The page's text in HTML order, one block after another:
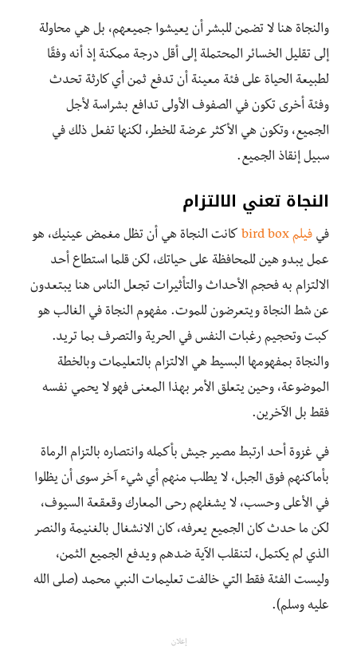
والنجاة هنا لا تضمن للبشر أن يعيشوا جميعهم، بل هي محاولة
إلى تقليل الخسائر المحتملة إلى أقل درجة ممكنة إذ أنه وفقًا
لطبيعة الحياة على فئة معينة أن تدفع ثمن أي كارثة تحدث
وفئة أخرى تكون في الصفوف الأولى تدافع بشراسة لأجل
الجميع، وتكون هي الأكثر عرضة للخطر، لكنها تفعل ذلك في
سبيل إنقاذ الجميع.
النجاة تعني الالتزام
في فيلم bird box
كانت النجاة هي أن تظل مغمض عينيك، هو
عمل يبدو هين للمحافظة على حياتك، لكن قلما استطاع أحد
الالتزام به فحجم الأحداث والتأثيرات تجعل الناس هنا يبتعدون
عن شط النجاة ويتعرضون للموت. مفهوم النجاة في الغالب هو
كبت وتحجيم رغبات النفس في الحرية والتصرف بما تريد.
والنجاة بمفهومها البسيط هي الالتزام بالتعليمات وبالخطة
الموضوعة، وحين يتعلق الأمر بهذا المعنى فهو لا يحمي نفسه
فقط بل الآخرين.
في غزوة أحد ارتبط مصير جيش بأكمله وانتصاره بالتزام الرماة
بأماكنهم فوق الجبل، لا يطلب منهم أي شيء آخر سوى أن يظلوا
في الأعلى وحسب، لا يشغلهم رحى المعارك وقعقعة السيوف،
لكن ما حدث كان الجميع يعرفه، كان الانشغال بالغنيمة والنصر
الذي لم يكتمل، لتنقلب الآية ضدهم ويدفع الجميع الثمن،
وليست الفئة فقط التي خالفت تعليمات النبي محمد (صلى الله
عليه وسلم).
إعلان